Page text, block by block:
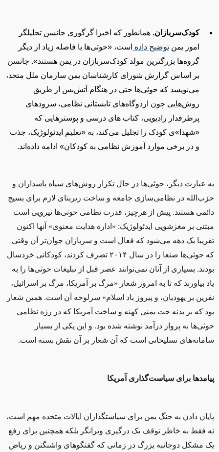
کودک‌سربازان. همانطور که اخیرا گرگوری جانسن تحلیلگر
امور یمن توضیح داده است، «حوثی‌ها با فاصله زیاد از دیگر
گروه‌ها بزرگترین مولد کودک‌سربازان در یمن‌ هستند». جانسن
بر اساس گزارش شورای کارشناسان یمن سازمان ملل متحد،
می‌نویسد که حوثی‌ها حتی در هنگام آتش‌بس از طریق
روش‌هایی چون اردوگاه‌های تابستانی نظامی، سرودهای
پرطرفدار رادیویی، کتاب های درسی و پوسترهایی که
«شهدا»ی کودک را تجلیل می‌کند، به «تعلیم ایدئولوژیک، جذب
و در برخی موارد آموزش نظامی به کودکان» ادامه داده‌اند.
به عبارت دیگر، حوثی‌ها در حال تکرار روش‌های سپاه پاسداران و
حزب‌الله در نظامی‌سازی جامعه و ساخت زیربنای لازم برای بسیج
دائمی هستند. پیش از هرچیز، قدرت نظامی حوثی‌ها نیرویی است
مبتنی بر مغزشویی ایدئولوژیک: «اداره هدایت معنوی» آنها اکنون
تقریبا یک دهه می‌شود که فعال است و سربازان جوان‌تر آن وقتی
که حوثی‌ها صنعا را در سال ۲۰۱۴ تصرف کردند، کودکانی خردسال
بودند. بسیاری از آنان نمی‌توانند عصر قبل از تبلیغات حوثی‌ها را به
یاد بیاورند که تا به امروز شعار «مرگ بر آمریکا، مرگ بر اسرائیل،
نفرین بر یهودیان، و پیروز باد اسلام» سرلوحه آن است. همین شعار
بود که بر بدنه جت یمنی کهنه و ساخت آمریکا که در رژه نظامی‌
حوثی‌ها به پرواز درآمد نوشته شده بود. و این یکی از بسیار
سامانه‌های تسلیحاتی است که آن شعار بر آن نقش بسته است.
پیامدها برای سیاست‌گذاری آمریکا
پایان دادن به جنگ یمن برای سیاستگذاران ایالات متحده مهم است،
نه فقط به خاطر توقف یک درگیری ویرانگر بلکه همچنین برای رفع
یک مشکل دوجانبه بزرگ در زمانی که گفتگوهای واشنگتن و ریاض